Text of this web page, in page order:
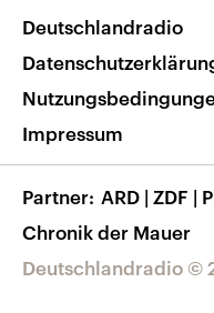
Nachrichten App
Frequenzen
Veranstaltungen
Musikliste
RSS
Barrierefreiheit
Deutschlandradio ©
Deutschlandradio
Impressum
Partner ARD | ZDF |
Chronik der Mauer